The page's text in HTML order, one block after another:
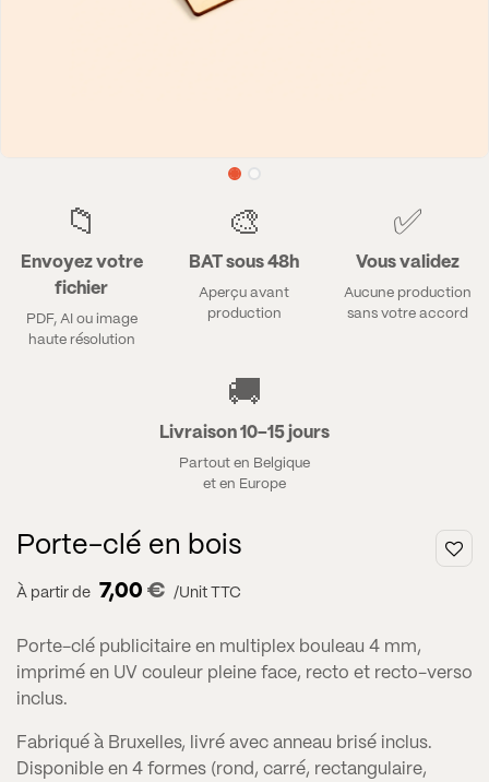
📁
Envoyez votre
fichier
PDF, AI ou image
haute résolution
🎨
BAT sous 48h
Aperçu avant
production
✅
Vous validez
Aucune production
sans votre accord
🚚
Livraison 10–15 jours
Partout en Belgique
et en Europe
Porte-clé en bois
À partir de 7,00 € /Unit TTC
Porte-clé publicitaire en multiplex bouleau 4 mm,
imprimé en UV couleur pleine face, recto et recto-verso
inclus.
Fabriqué à Bruxelles, livré avec anneau brisé inclus.
Disponible en 4 formes (rond, carré, rectangulaire,